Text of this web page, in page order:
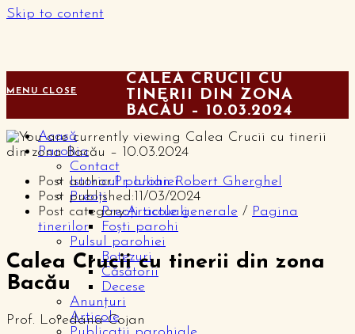
Skip to content
MENU CLOSE
Acasă
Parohia
Contact
Istoricul parohiei
Preoți
Preoți actuali
Foști parohi
Pulsul parohiei
Botezuri
Căsătorii
Decese
Anunțuri
Articole
CALEA CRUCII CU
TINERII DIN ZONA
BACĂU – 10.03.2024
Post author:Pr. Iulian Robert Gherghel
Post published:11/03/2024
Post category:Articole generale / Pagina
tinerilor
Calea Crucii cu tinerii din zona
Bacău
Prof. Loredana Cojan